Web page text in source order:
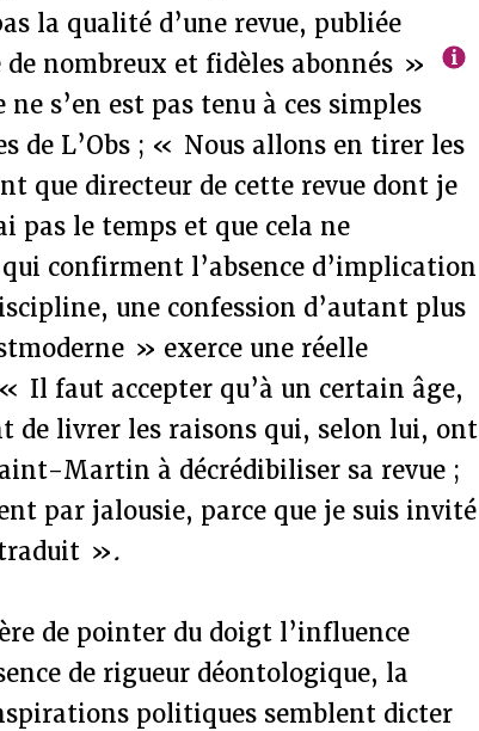
la qualité d’une revue, publiée
nombreux et fidèles abonnés »
s’en est pas tenu à ces simples
de L’Obs ; « Nous allons en tirer les
que directeur de cette revue dont je
pas le temps et que cela ne
qui confirment l’absence d’implication
une confession d’autant plus
» exerce une réelle
Il faut accepter qu’à un certain âge,
de livrer les raisons qui, selon lui, ont
Martin à décrédibiliser sa revue ;
par jalousie, parce que je suis invité
traduit ».
de pointer du doigt l’influence
de rigueur déontologique, la
politiques semblent dicter